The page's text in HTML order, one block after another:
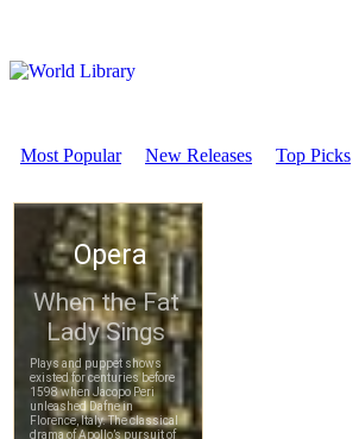
Most Popular New Releases Top Picks